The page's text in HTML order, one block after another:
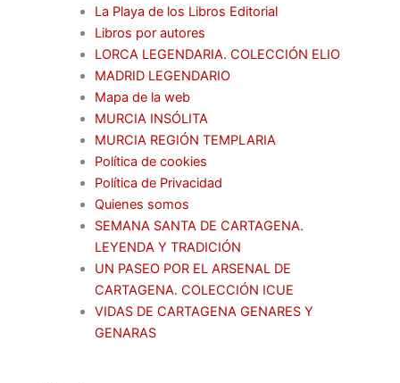
La Playa de los Libros Editorial
Libros por autores
LORCA LEGENDARIA. COLECCIÓN ELIO
MADRID LEGENDARIO
Mapa de la web
MURCIA INSÓLITA
MURCIA REGIÓN TEMPLARIA
Política de cookies
Política de Privacidad
Quienes somos
SEMANA SANTA DE CARTAGENA.
LEYENDA Y TRADICIÓN
UN PASEO POR EL ARSENAL DE
CARTAGENA. COLECCIÓN ICUE
VIDAS DE CARTAGENA GENARES Y
GENARAS